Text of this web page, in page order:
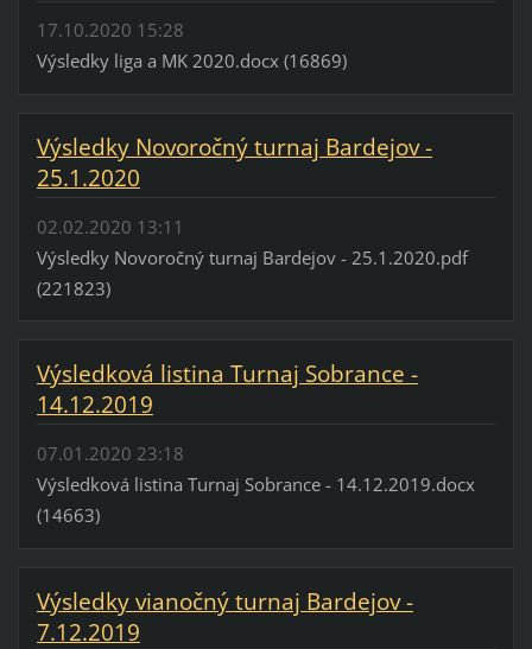
17.10.2020 15:28
Výsledky liga a MK 2020.docx (16869)
Výsledky Novoročný turnaj Bardejov -
25.1.2020
02.02.2020 13:11
Výsledky Novoročný turnaj Bardejov - 25.1.2020.pdf
(221823)
Výsledková listina Turnaj Sobrance -
14.12.2019
07.01.2020 23:18
Výsledková listina Turnaj Sobrance - 14.12.2019.docx
(14663)
Výsledky vianočný turnaj Bardejov -
7.12.2019